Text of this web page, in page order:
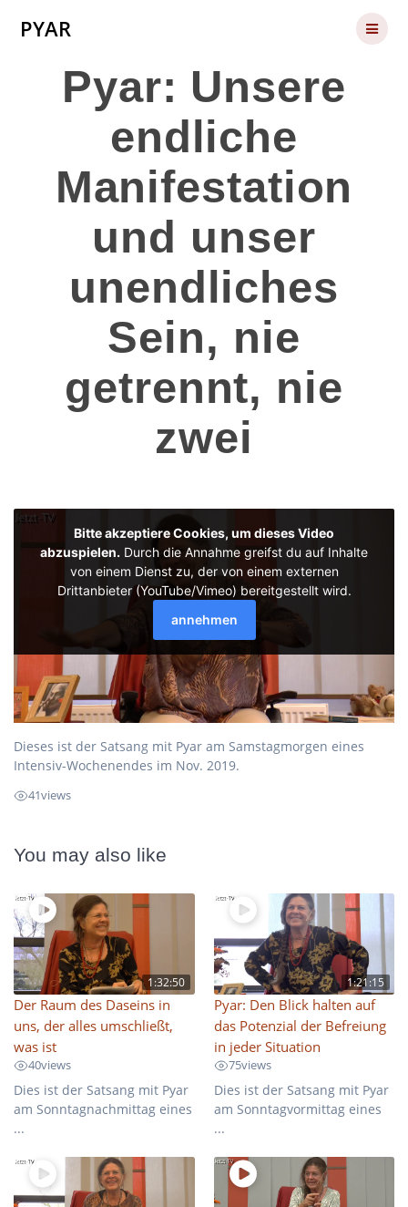
PYAR
Pyar: Unsere
endliche
Manifestation
und unser
unendliches
Sein, nie
getrennt, nie
zwei
Dieses ist der Satsang mit Pyar am Samstagmorgen eines
Intensiv-Wochenendes im Nov. 2019.
41views
You may also like
1:32:50
Der Raum des Daseins in
uns, der alles umschließt,
was ist
40views
Dies ist der Satsang mit Pyar
am Sonntagnachmittag eines
...
1:21:15
Pyar: Den Blick halten auf
das Potenzial der Befreiung
in jeder Situation
75views
Dies ist der Satsang mit Pyar
am Sonntagvormittag eines
...